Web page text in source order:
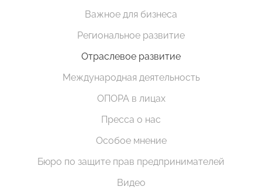
Важное для бизнеса
Региональное развитие
Отраслевое развитие
Международная деятельность
ОПОРА в лицах
Пресса о нас
Особое мнение
Бюро по защите прав предпринимателей
Видео